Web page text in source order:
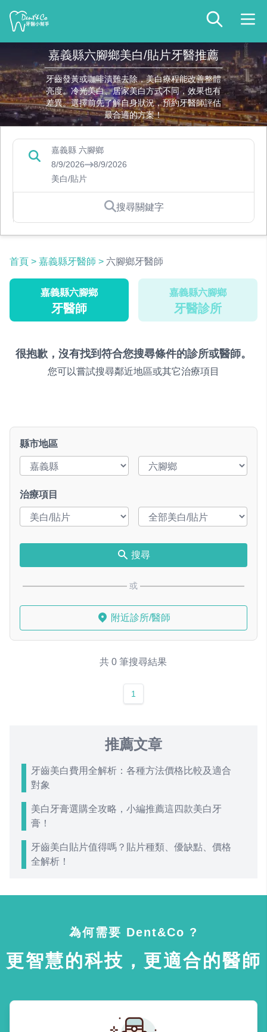
嘉義縣六腳鄉美白/貼片牙醫推薦
牙齒發黃或咖啡漬難去除，美白療程能改善整體
亮度。冷光美白、居家美白方式不同，效果也有
差異。選擇前先了解自身狀況，預約牙醫師評估
最合適的方案！
嘉義縣 六腳鄉
8/9/2026
8/9/2026
美白/貼片
搜尋關鍵字
首頁 > 嘉義縣牙醫師 > 六腳鄉牙醫師
嘉義縣六腳鄉
牙醫師
嘉義縣六腳鄉
牙醫診所
很抱歉，沒有找到符合您搜尋條件的診所或醫師。
您可以嘗試搜尋鄰近地區或其它治療項目
縣市地區
治療項目
搜尋
或
附近診所/醫師
共 0 筆搜尋結果
1
推薦文章
牙齒美白費用全解析：各種方法價格比較及適合
對象
美白牙膏選購全攻略，小編推薦這四款美白牙
膏！
牙齒美白貼片值得嗎？貼片種類、優缺點、價格
全解析！
為何需要 Dent&Co ?
更智慧的科技，更適合的醫師